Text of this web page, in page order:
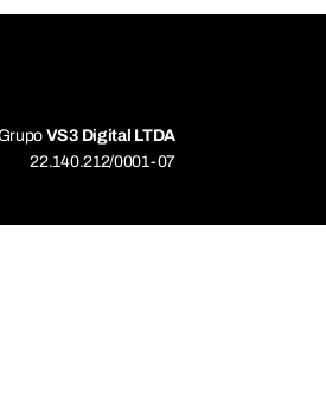
VS3 Digital LTDA
22.140.212/0001-07